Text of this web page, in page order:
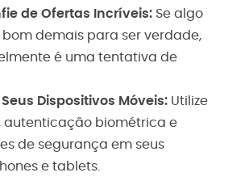
de Ofertas Incríveis: Se algo
demais para ser verdade,
é uma tentativa de
Seus Dispositivos Móveis: Utilize
autenticação biométrica e
de segurança em seus
e tablets.